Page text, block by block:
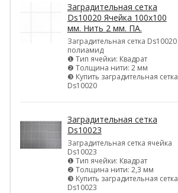
Заградительная сетка
Ds10020 Ячейка 100х100
мм. Нить 2 мм. ПА.
Заградительная сетка Ds10020
полиамид
❶ Тип ячейки: Квадрат
❷ Толщина нити: 2 мм
❸ Купить заградительная сетка
Ds10020
Заградительная сетка
Ds10023
Заградительная сетка ячейка
Ds10023
❶ Тип ячейки: Квадрат
❷ Толщина нити: 2,3 мм
❸ Купить заградительная сетка
Ds10023